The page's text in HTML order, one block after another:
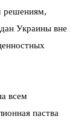
решениям,
Украины вне
всем
паства